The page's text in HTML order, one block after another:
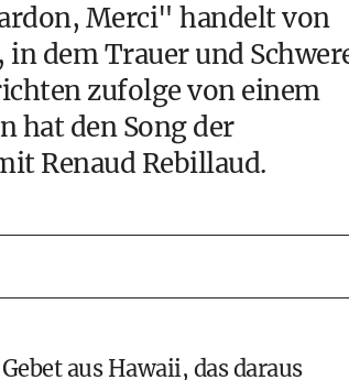
Merci" handelt von
dem Trauer und
zufolge von einem
hat den Song der
Renaud Rebillaud.
aus Hawaii, das daraus